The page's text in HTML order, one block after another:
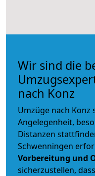
Wir sind die
nach Konz
Umzüge nach Konz
Angelegenheit,
Distanzen
Schwenningen
Vorbereitung und
sicherzustellen,